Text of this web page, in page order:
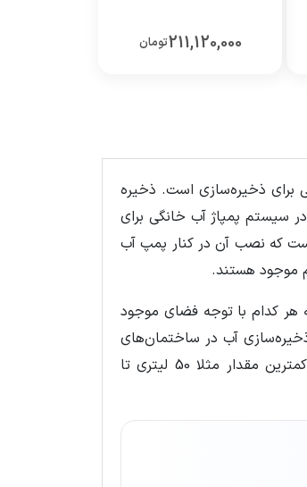
211,120,000تومان
برای ذخیره‌سازی است. ذخیره
سیستم پمپاژ آب خانگی برای
که نصب آن در کنار پمپ آب
موجود هستند.
هر کدام با توجه فضای موجود
آب در ساختمان‌های
مسکونی از نوع پلاستیکی پلی اتیلن بکار گرفته می‌شود. حجم مخزن ذخیره آب نیز از کمترین مقدار مثلا 50 لیتری تا